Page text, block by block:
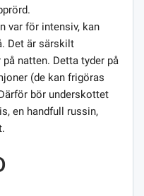
var för intensiv, kan
Det är särskilt
natten. Detta tyder på
(de kan frigöras
bör underskottet
en handfull russin,